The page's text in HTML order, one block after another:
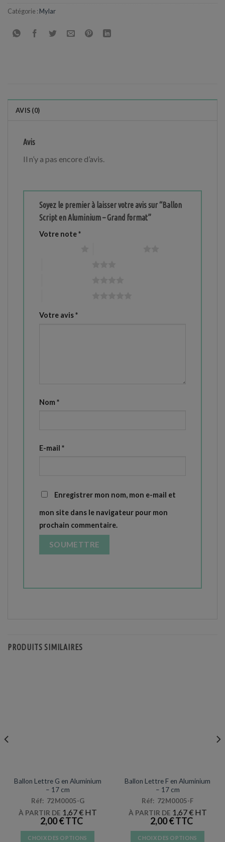
Catégorie : Mylar
AVIS (0)
Avis
Il n’y a pas encore d’avis.
Soyez le premier à laisser votre avis sur “Ballon
Script en Aluminium – Grand format”
Votre note*
Votre avis*
Nom *
E-mail *
Enregistrer mon nom, mon e-mail et
mon site dans le navigateur pour mon
prochain commentaire.
PRODUITS SIMILAIRES
Ballon Lettre G en Aluminium
– 17 cm
Réf: 72M0005-G
À PARTIR DE 1,67€
2,00€
CHOIX DES OPTIONS
Ballon Lettre F en Aluminium
– 17 cm
Réf: 72M0005-F
À PARTIR DE 1,67€
2,00€
CHOIX DES OPTIONS